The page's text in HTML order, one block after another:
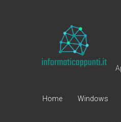
Informaticappunti
Home Windows